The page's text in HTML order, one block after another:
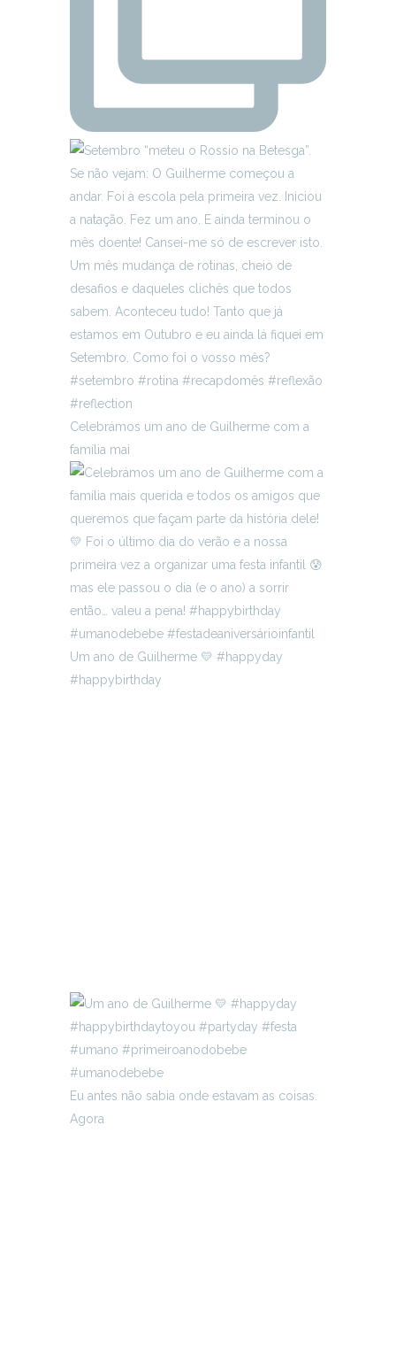
Celebrámos um ano de Guilherme com a
família mai
Um ano de Guilherme 💛 #happyday
#happybirthday
Eu antes não sabia onde estavam as coisas.
Agora